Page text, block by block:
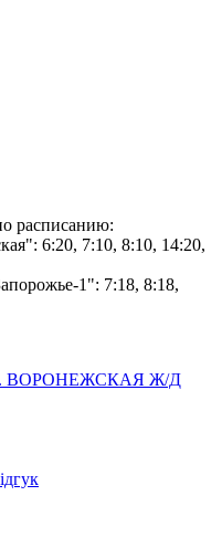
расписанию:
6:20, 7:10, 8:10, 14:20,
1": 7:18, 8:18,
ВОРОНЕЖСКАЯ Ж/Д